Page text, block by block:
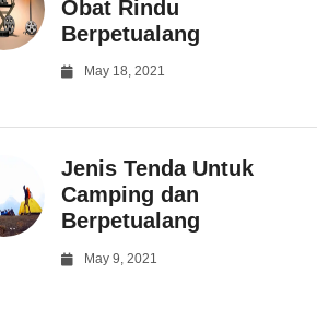
Obat Rindu
Berpetualang
May 18, 2021
Jenis Tenda Untuk
Camping dan
Berpetualang
May 9, 2021